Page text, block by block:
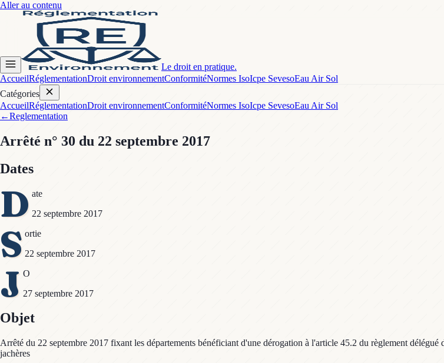
Aller au contenu
Le droit en pratique.
AccueilRéglementationDroit environnementConformitéNormes IsoIcpe SevesoEau Air Sol
Catégories
AccueilRéglementationDroit environnementConformitéNormes IsoIcpe SevesoEau Air Sol
←Reglementation
Arrêté n° 30 du 22 septembre 2017
Dates
D ate
22 septembre 2017
S ortie
22 septembre 2017
J O
27 septembre 2017
Objet
Arrêté du 22 septembre 2017 fixant les départements bénéficiant d'une dérogation à l'article 45.2 du règlement
jachères